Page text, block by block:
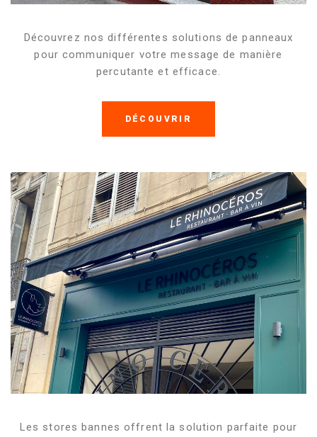
Découvrez nos différentes solutions de panneaux
pour communiquer votre message de manière
percutante et efficace.
DÉCOUVRIR
Les stores bannes offrent la solution parfaite pour